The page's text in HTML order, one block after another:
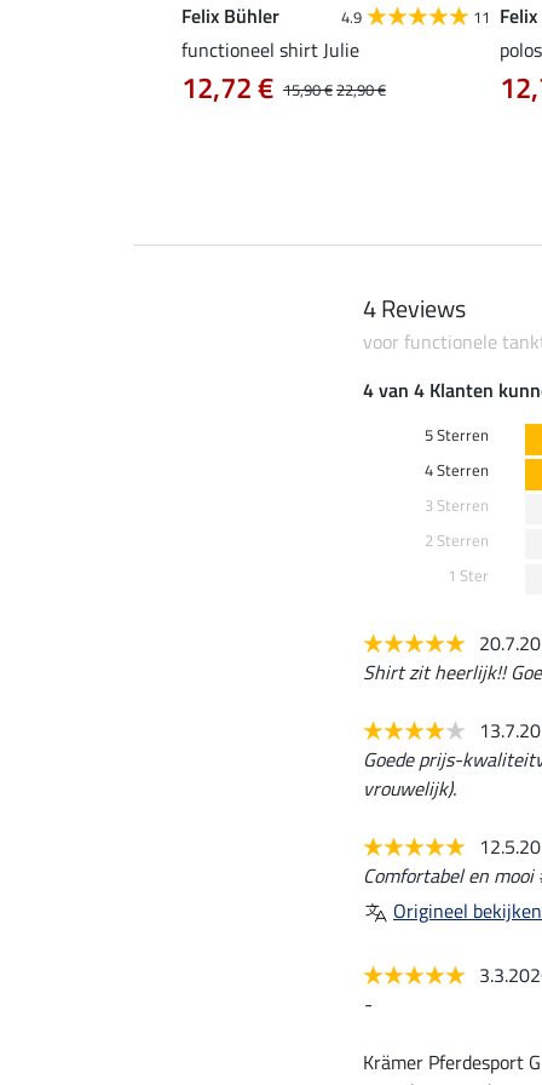
Felix Bühler 4.9 11
functioneel shirt Julie
15,90 €22,90 €
12,72 €
4 Reviews
voor functionele
4 van 4 Klanten
5 Sterren
4 Sterren
3 Sterren
2 Sterren
1 Ster
Shirt zit heerlijk!!
Goede prijs-
vrouwelijk).
Comfortabel en mooi
Origineel bekijken
-
Krämer Pferdesport